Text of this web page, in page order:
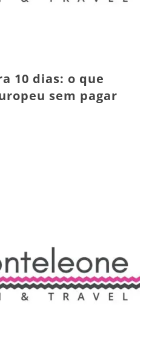
10 dias: o que
sem pagar